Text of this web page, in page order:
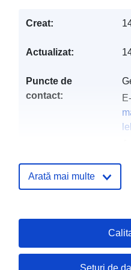
Creat:
Actualizat:
Puncte de
contact:
Arată mai multe